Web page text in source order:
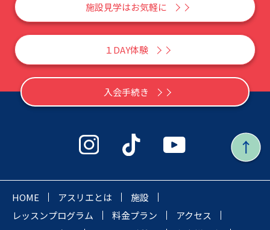
施設見学はお気軽に
１DAY体験
入会手続き
HOME アスリエとは
施設
レッスンプログラム
料金プラン
アクセス